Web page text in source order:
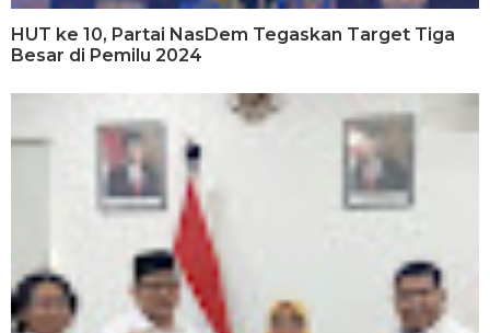
HUT ke 10, Partai NasDem Tegaskan Target Tiga
Besar di Pemilu 2024